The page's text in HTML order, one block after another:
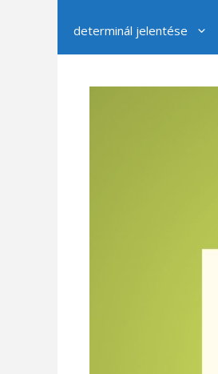
determinál jelentése